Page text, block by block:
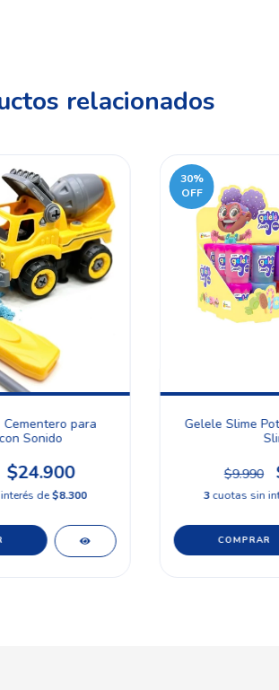
relacionados
Cementero para
Sonido
$24.900
de$8.300
30%
OFF
Gelele Slime
$9.990
3cuotas sin